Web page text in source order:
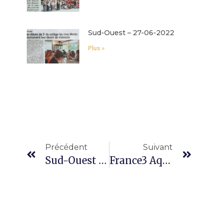
Sud-Ouest – 27-06-2022
Plus »
Précédent
Sud-Ouest – 10/11/2021
Suivant
France3 Aquitaine – 16/11/21